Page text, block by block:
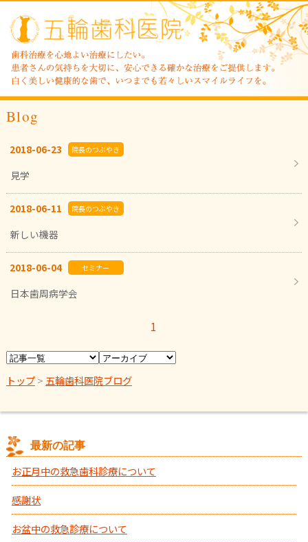
Blog
2018-06-23 院長のつぶやき
見学
2018-06-11 院長のつぶやき
新しい機器
2018-06-04 セミナー
日本歯周病学会
1
トップ> 五輪歯科医院ブログ
最新の記事
お正月中の救急歯科診療について
感謝状
お盆中の救急診療について